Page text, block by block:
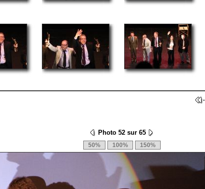
·
Photo 52 sur 65